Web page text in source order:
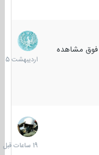
مشاهده
27
1405
19
ساعات
قبل